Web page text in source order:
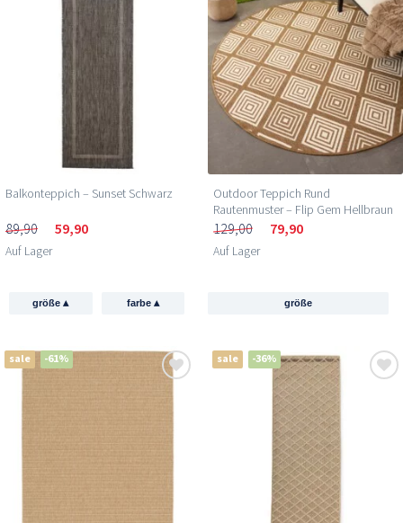
Balkonteppich – Sunset Schwarz
89,90 59,90
Auf Lager
größe▴ farbe ▴
Outdoor Teppich Rund
Rautenmuster – Flip Gem Hellbraun
129,00 79,90
Auf Lager
größe
sale -61% sale -36%